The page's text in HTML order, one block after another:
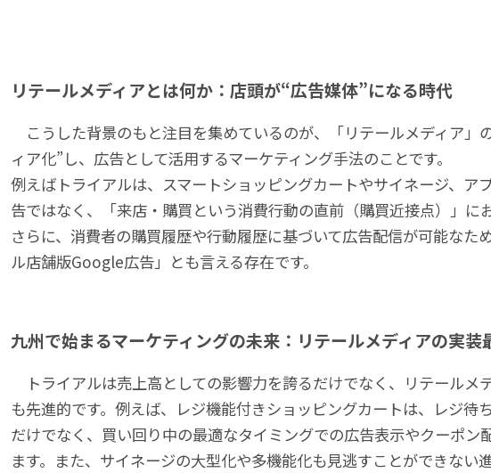
リテールメディアとは何か：店頭が“広告媒体”になる時代
こうした背景のもと注目を集めているのが、「リテールメディア」
ィア化”し、広告として活用するマーケティング手法のことです。
例えばトライアルは、スマートショッピングカートやサイネージ、
告ではなく、「来店・購買という消費行動の直前（購買近接点）」に
さらに、消費者の購買履歴や行動履歴に基づいて広告配信が可能な
ル店舗版Google広告」とも言える存在です。
九州で始まるマーケティングの未来：リテールメディアの実装
トライアルは売上高としての影響力を誇るだけでなく、リテールメ
も先進的です。例えば、レジ機能付きショッピングカートは、レジ待
だけでなく、買い回り中の最適なタイミングでの広告表示やクーポン
ます。また、サイネージの大型化や多機能化も見逃すことができない進